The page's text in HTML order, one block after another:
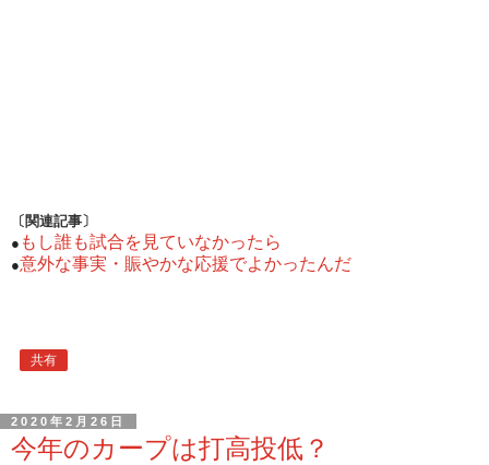
〔関連記事〕
● もし誰も試合を見ていなかったら
●意外な事実・賑やかな応援でよかったんだ
共有
2020年2月26日
今年のカープは打高投低？